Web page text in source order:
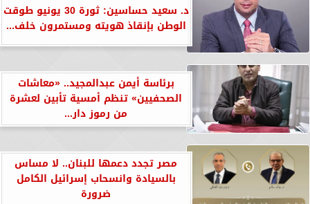
د. سعيد حساسين: ثورة 30 يونيو طوقت
الوطن بإنقاذ هويته ومستمرون خلف...
برئاسة أيمن عبدالمجيد.. «معاشات
الصحفيين» تنظم أمسية تأبين لعشرة
من رموز دار...
مصر تجدد دعمها للبنان.. لا مساس
بالسيادة وانسحاب إسرائيل الكامل
ضرورة